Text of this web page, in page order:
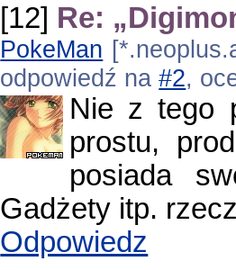
[12] Re:
PokeMan
odpowiedź na#2,
Nie z tego
prostu,
posiada
Gadżety itp.
Odpowiedz